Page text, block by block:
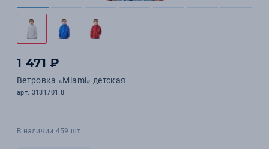
1 471 ₽
Ветровка «Miami» детская
арт. 3131701.8
В наличии 459 шт.